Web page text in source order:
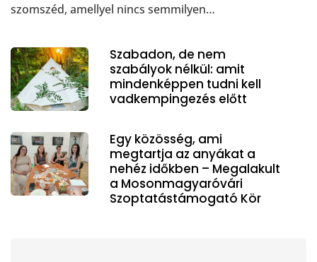
szomszéd, amellyel nincs semmilyen…
Szabadon, de nem
szabályok nélkül: amit
mindenképpen tudni kell
vadkempingezés előtt
Egy közösség, ami
megtartja az anyákat a
nehéz időkben – Megalakult
a Mosonmagyaróvári
Szoptatástámogató Kör